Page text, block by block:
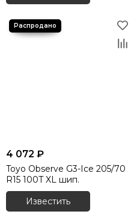
4 072 ₽
Toyo Observe G3-Ice 205/70
R15 100T XL шип.
Известить